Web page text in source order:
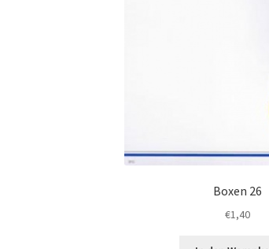
Boxen 26
€1,40